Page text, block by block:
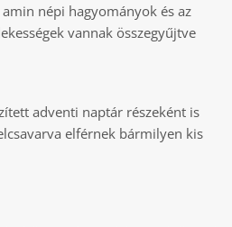
népi hagyományok és az
vannak összegyűjtve
adventi naptár részeként is
elférnek bármilyen kis